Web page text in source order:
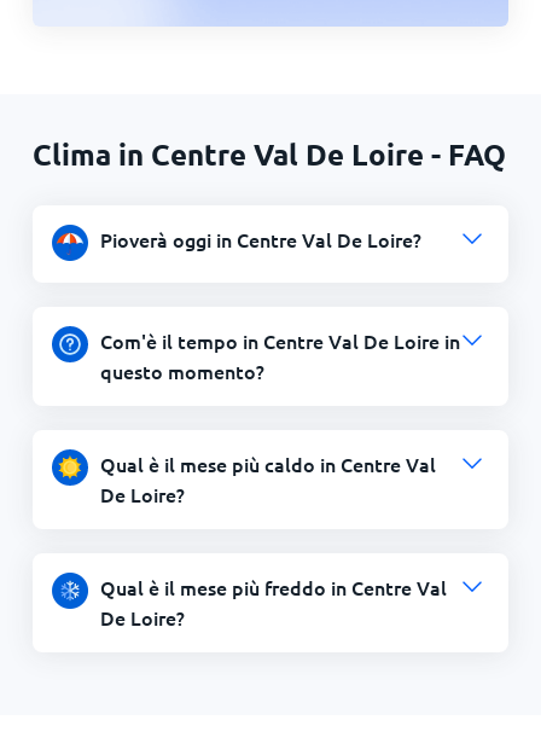
Clima in Centre Val De Loire - FAQ
Pioverà oggi in Centre Val De Loire?
Com'è il tempo in Centre Val De Loire in
questo momento?
Qual è il mese più caldo in Centre Val
De Loire?
Qual è il mese più freddo in Centre Val
De Loire?